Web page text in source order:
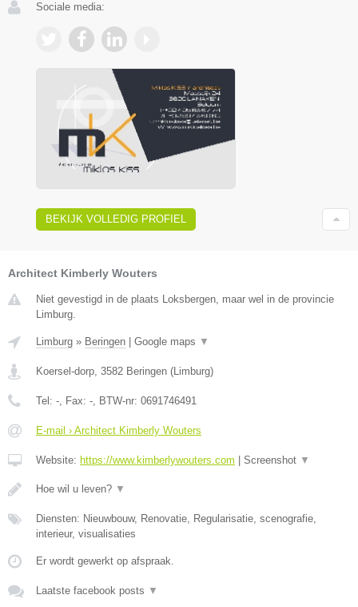
Sociale media:
BEKIJK VOLLEDIG PROFIEL
Architect Kimberly Wouters
Niet gevestigd in de plaats Loksbergen, maar wel in de provincie
Limburg.
Limburg » Beringen Google maps ▼
Koersel-dorp, 3582 Beringen (Limburg)
Tel: -, Fax: -, BTW-nr: 0691746491
E-mail › Architect Kimberly Wouters
Website: https://www.kimberlywouters.com Screenshot ▼
Hoe wil u leven? ▼
Diensten: Nieuwbouw, Renovatie, Regularisatie, scenografie,
interieur, visualisaties
Er wordt gewerkt op afspraak.
Laatste facebook posts ▼